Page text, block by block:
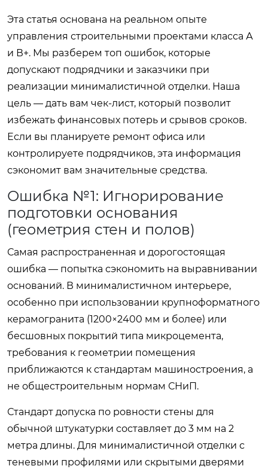
Эта статья основана на реальном опыте
управления строительными проектами класса А
и В+. Мы разберем топ ошибок, которые
допускают подрядчики и заказчики при
реализации минималистичной отделки. Наша
цель — дать вам чек-лист, который позволит
избежать финансовых потерь и срывов сроков.
Если вы планируете ремонт офиса или
контролируете подрядчиков, эта информация
сэкономит вам значительные средства.
Ошибка №1: Игнорирование
подготовки основания
(геометрия стен и полов)
Самая распространенная и дорогостоящая
ошибка — попытка сэкономить на выравнивании
оснований. В минималистичном интерьере,
особенно при использовании крупноформатного
керамогранита (1200×2400 мм и более) или
бесшовных покрытий типа микроцемента,
требования к геометрии помещения
приближаются к стандартам машиностроения, а
не общестроительным нормам СНиП.
Стандарт допуска по ровности стены для
обычной штукатурки составляет до 3 мм на 2
метра длины. Для минималистичной отделки с
теневыми профилями или скрытыми дверями